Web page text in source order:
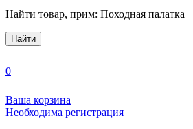
Найти товар, прим: Походная палатка
Найти
0
Ваша корзина
Необходима регистрация